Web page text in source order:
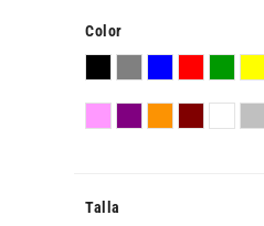
Color
Talla